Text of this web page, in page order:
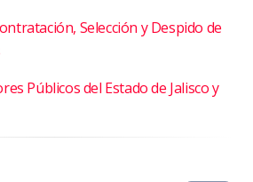
Selección y Despido de
Públicos del Estado de Jalisco y